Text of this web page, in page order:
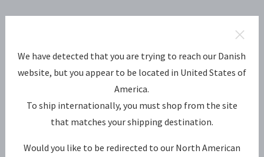
We have detected that you are trying to reach our Danish
website, but you appear to be located in United States of
America.
To ship internationally, you must shop from the site
that matches your shipping destination.
Would you like to be redirected to our North American